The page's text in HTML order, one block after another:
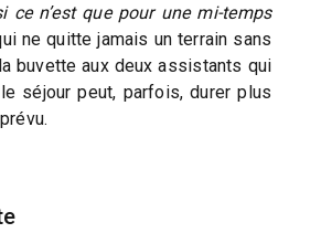
ce n’est que pour une mi-temps
ne quitte jamais un terrain sans
buvette aux deux assistants qui
le séjour peut, parfois, durer plus